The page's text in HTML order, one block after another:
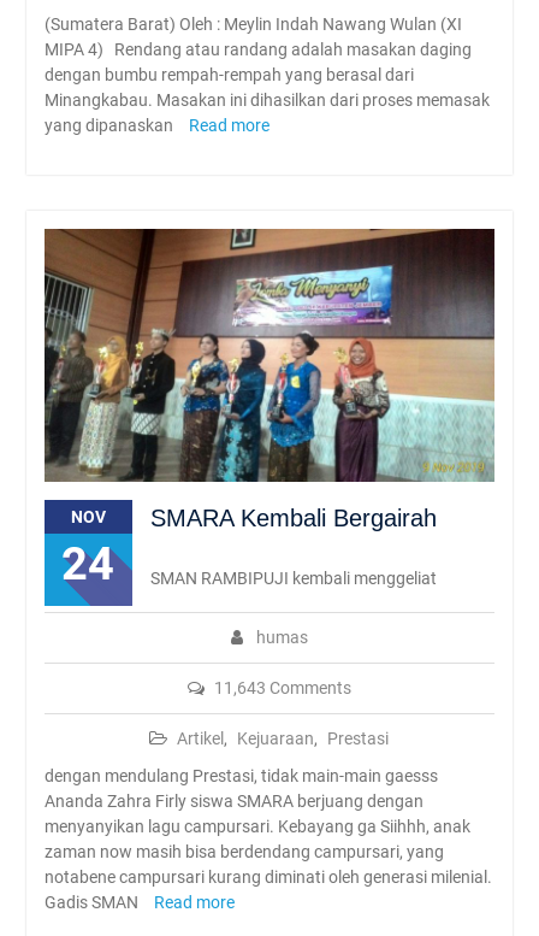
(Sumatera Barat) Oleh : Meylin Indah Nawang Wulan (XI
MIPA 4) Rendang atau randang adalah masakan daging
dengan bumbu rempah-rempah yang berasal dari
Minangkabau. Masakan ini dihasilkan dari proses memasak
yang dipanaskan
Read more
NOV
24
SMARA Kembali Bergairah
humas
11,643 Comments
Artikel , Kejuaraan, Prestasi
SMAN RAMBIPUJI kembali menggeliat
dengan mendulang Prestasi, tidak main-main gaesss
Ananda Zahra Firly siswa SMARA berjuang dengan
menyanyikan lagu campursari. Kebayang ga Siihhh, anak
zaman now masih bisa berdendang campursari, yang
notabene campursari kurang diminati oleh generasi milenial.
Gadis SMAN
Read more